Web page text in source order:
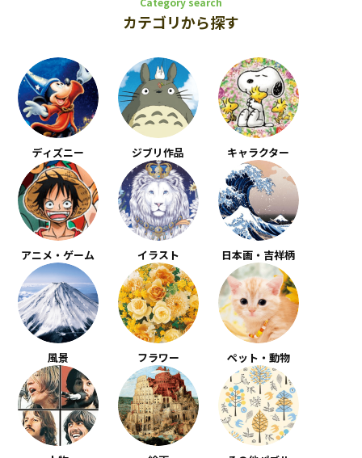
カテゴリから探す
ディズニー ジブリ作品 キャラクター
アニメ・ゲーム イラスト 日本画・吉祥柄
風景 フラワー ペット・動物